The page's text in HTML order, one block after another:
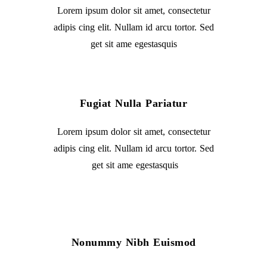
Lorem ipsum dolor sit amet, consectetur
adipis cing elit. Nullam id arcu tortor. Sed
get sit ame egestasquis
Fugiat Nulla Pariatur
Lorem ipsum dolor sit amet, consectetur
adipis cing elit. Nullam id arcu tortor. Sed
get sit ame egestasquis
Nonummy Nibh Euismod